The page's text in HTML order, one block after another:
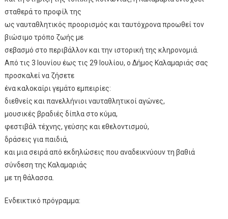
σταθερά το προφίλ της
ως ναυταθλητικός προορισμός και ταυτόχρονα προωθεί τον
βιώσιμο τρόπο ζωής με
σεβασμό στο περιβάλλον και την ιστορική της κληρονομιά.
Από τις 3 Ιουνίου έως τις 29 Ιουλίου, ο Δήμος Καλαμαριάς σας
προσκαλεί να ζήσετε
ένα καλοκαίρι γεμάτο εμπειρίες:
διεθνείς και πανελλήνιοι ναυταθλητικοί αγώνες,
μουσικές βραδιές δίπλα στο κύμα,
φεστιβάλ τέχνης, γεύσης και εθελοντισμού,
δράσεις για παιδιά,
και μια σειρά από εκδηλώσεις που αναδεικνύουν τη βαθιά
σύνδεση της Καλαμαριάς
με τη θάλασσα.
Ενδεικτικό πρόγραμμα: